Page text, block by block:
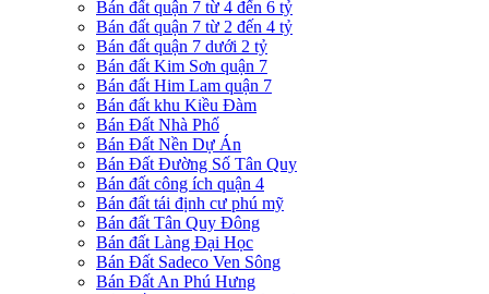
Bán đất quận 7 từ 4 đến 6 tỷ
Bán đất quận 7 từ 2 đến 4 tỷ
Bán đất quận 7 dưới 2 tỷ
Bán đất Kim Sơn quận 7
Bán đất Him Lam quận 7
Bán đất khu Kiều Đàm
Bán Đất Nhà Phố
Bán Đất Nền Dự Án
Bán Đất Đường Số Tân Quy
Bán đất công ích quận 4
Bán đất tái định cư phú mỹ
Bán đất Tân Quy Đông
Bán đất Làng Đại Học
Bán Đất Sadeco Ven Sông
Bán Đất An Phú Hưng